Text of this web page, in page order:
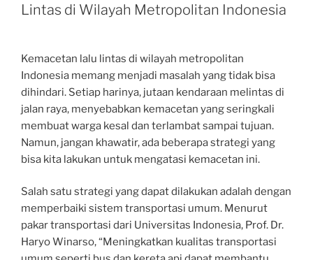
Lintas di Wilayah Metropolitan Indonesia
Kemacetan lalu lintas di wilayah metropolitan
Indonesia memang menjadi masalah yang tidak bisa
dihindari. Setiap harinya, jutaan kendaraan melintas di
jalan raya, menyebabkan kemacetan yang seringkali
membuat warga kesal dan terlambat sampai tujuan.
Namun, jangan khawatir, ada beberapa strategi yang
bisa kita lakukan untuk mengatasi kemacetan ini.
Salah satu strategi yang dapat dilakukan adalah dengan
memperbaiki sistem transportasi umum. Menurut
pakar transportasi dari Universitas Indonesia, Prof. Dr.
Haryo Winarso, “Meningkatkan kualitas transportasi